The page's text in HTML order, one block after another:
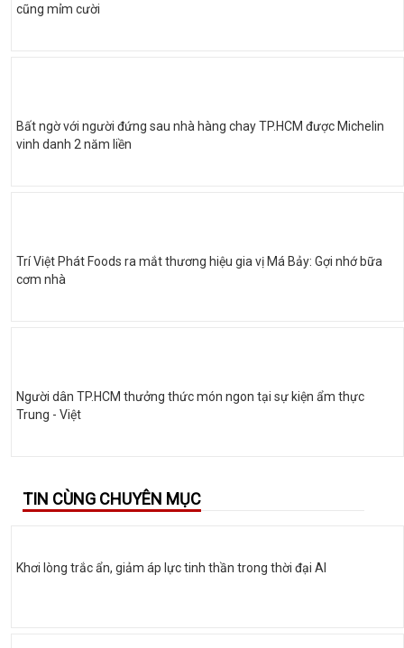
cũng mỉm cười
Bất ngờ với người đứng sau nhà hàng chay TP.HCM được Michelin
vinh danh 2 năm liền
Trí Việt Phát Foods ra mắt thương hiệu gia vị Má Bảy: Gợi nhớ bữa
cơm nhà
Người dân TP.HCM thưởng thức món ngon tại sự kiện ẩm thực
Trung - Việt
TIN CÙNG CHUYÊN MỤC
Khơi lòng trắc ẩn, giảm áp lực tinh thần trong thời đại AI